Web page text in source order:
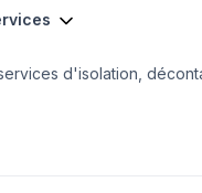
d'isolation,